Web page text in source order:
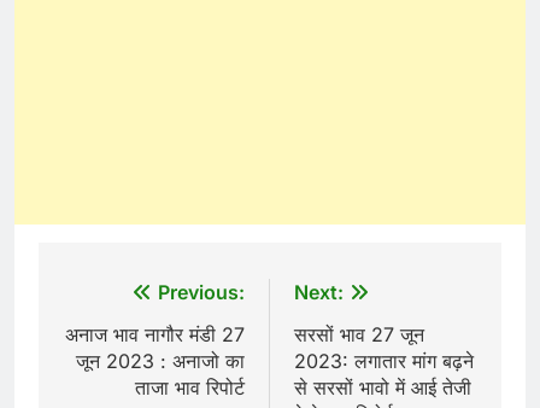
navigation
Previous:
अनाज भाव नागौर मंडी 27
जून 2023 : अनाजो का
ताजा भाव रिपोर्ट
Next:
सरसों भाव 27 जून
2023: लगातार मांग बढ़ने
से सरसों भावो में आई तेजी